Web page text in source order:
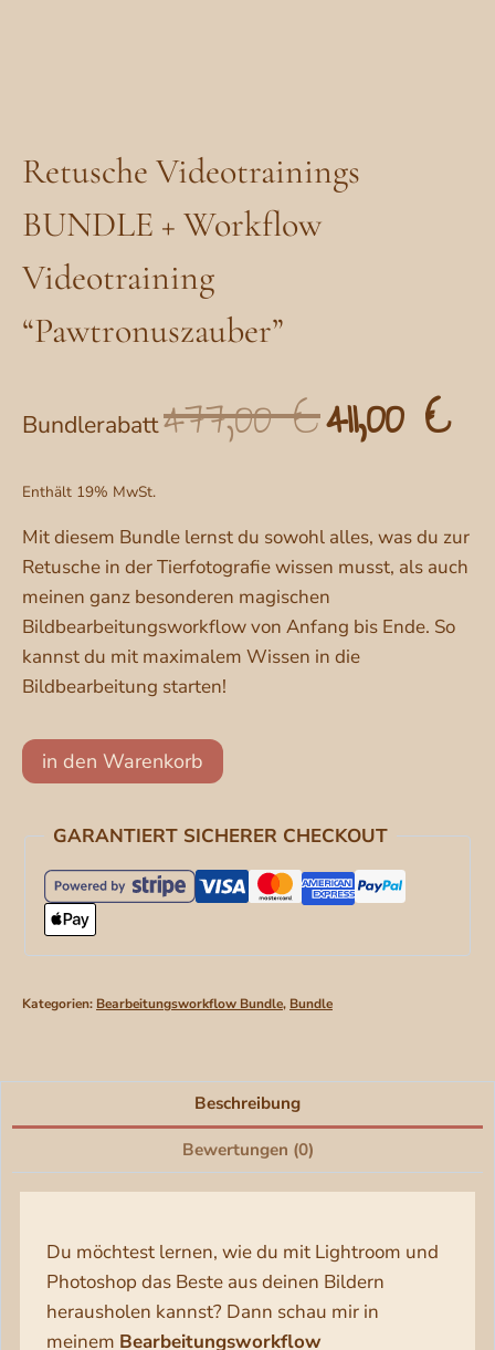
Retusche Videotrainings
BUNDLE + Workflow
Videotraining
“Pawtronuszauber”
Bundlerabatt477,00€ Ursprünglicher
Preis
411,00 €
Enthält 19% MwSt.
Mit diesem Bundle lernst du sowohl alles, was du zur
Retusche in der Tierfotografie wissen musst, als auch
meinen ganz besonderen magischen
Bildbearbeitungsworkflow von Anfang bis Ende. So
kannst du mit maximalem Wissen in die
Bildbearbeitung starten!
Retusche
Videotrainings
+
Workflow
Videotraining
"Pawtronuszauber"
[Digital]
in den Warenkorb
GARANTIERT SICHERER CHECKOUT
Kategorien: Bearbeitungsworkflow Bundle, Bundle
Beschreibung
Bewertungen (0)
Du möchtest lernen, wie du mit Lightroom und
Photoshop das Beste aus deinen Bildern
herausholen kannst? Dann schau mir in
meinem Bearbeitungsworkflow